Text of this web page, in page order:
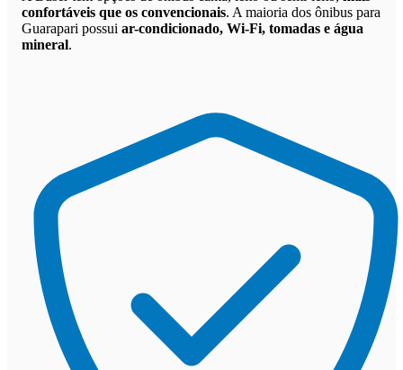
confortáveis que os convencionais. A maioria dos ônibus para
Guarapari possui ar-condicionado, Wi-Fi, tomadas e água
mineral.